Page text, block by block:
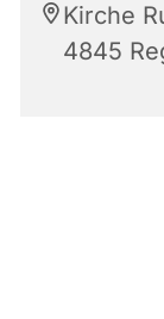
Kirche
4845